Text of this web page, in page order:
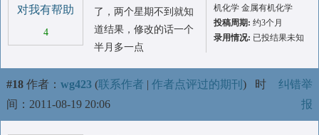
对我有帮助
4
了，两个星期不到就知
道结果，修改的话一个
半月多一点
机化学 金属有机化学
投稿周期: 约3个月
录用情况: 已投结果未知
#18 作者： wg423 (联系作者 | 作者点评过的期刊 ) 时
间：2011-08-19 20:06
纠错举
报